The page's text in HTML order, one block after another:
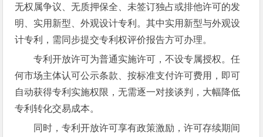
无权属争议、无质押保全、未签订独占或排他许可的发
明、实用新型、外观设计专利。其中实用新型与外观设
计专利，需同步提交专利权评价报告方可办理。
专利开放许可为普通实施许可，不设专属授权。任
何市场主体认可公示条款、按标准支付许可费用，即可
自动获得专利实施权限，无需逐一对接谈判，大幅降低
专利转化交易成本。
同时，专利开放许可享有政策激励，许可存续期间